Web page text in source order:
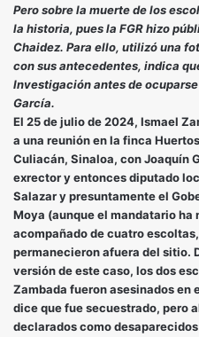
Pero sobre la muerte de los
la historia, pues la FGR hizo
Chaidez. Para ello, utilizó una
con sus antecedentes, indica
Investigación antes de
García.
El 25 de julio de 2024, Ismael
a una reunión en la finca
Culiacán, Sinaloa, con Joaquín
exrector y entonces diputado
Salazar y presuntamente el
Moya (aunque el mandatario ha
acompañado de cuatro
permanecieron afuera del sitio.
versión de este caso, los dos
Zambada fueron asesinados en
dice que fue secuestrado, pero
declarados como